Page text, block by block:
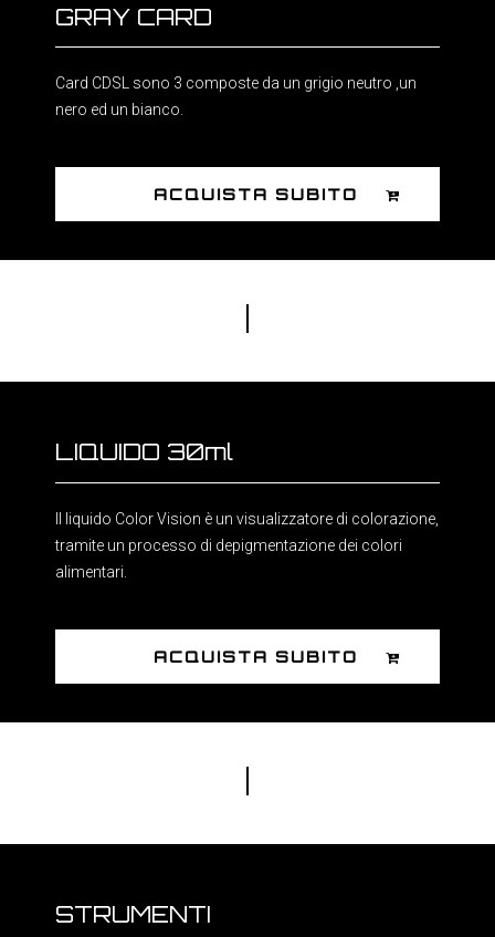
GRAY CARD
Card CDSL sono 3 composte da un grigio neutro ,un
nero ed un bianco.
ACQUISTA SUBITO
LIQUIDO 30ml
Il liquido Color Vision è un visualizzatore di colorazione,
tramite un processo di depigmentazione dei colori
alimentari.
ACQUISTA SUBITO
STRUMENTI